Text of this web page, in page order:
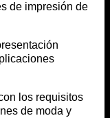
de impresión de
los requisitos
de moda y